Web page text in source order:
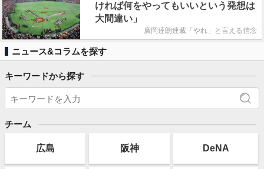
ければ何をやってもいいという発想は
大間違い」
廣岡達朗連載「やれ」と言える信念
ニュース&コラムを探す
キーワードから探す
チーム
広島 阪神 DeNA